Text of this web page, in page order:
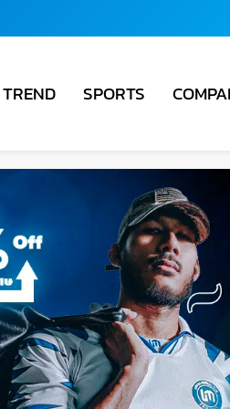
TREND SPORTS